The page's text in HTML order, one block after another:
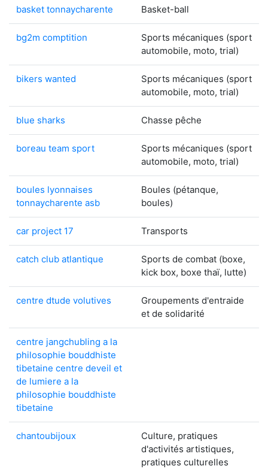
basket tonnaycharente Basket-ball
bg2m comptition
Sports mécaniques (sport
automobile, moto, trial)
bikers wanted
Sports mécaniques (sport
automobile, moto, trial)
blue sharks Chasse pêche
boreau team sport
Sports mécaniques (sport
automobile, moto, trial)
boules lyonnaises
tonnaycharente asb
Boules (pétanque,
boules)
car project 17 Transports
catch club atlantique
Sports de combat (boxe,
kick box, boxe thaï, lutte)
centre dtude volutives
Groupements d'entraide
et de solidarité
centre jangchubling a la
philosophie bouddhiste
tibetaine centre deveil et
de lumiere a la
philosophie bouddhiste
tibetaine
chantoubijoux
Culture, pratiques
d'activités artistiques,
pratiques culturelles